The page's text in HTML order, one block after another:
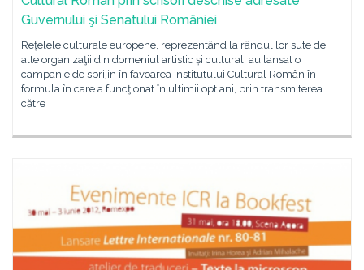
Guvernului şi Senatului României
Reţelele culturale europene, reprezentând la rândul lor sute de
alte organizaţii din domeniul artistic și cultural, au lansat o
campanie de sprijin în favoarea Institutului Cultural Român în
formula în care a funcţionat în ultimii opt ani, prin transmiterea
către